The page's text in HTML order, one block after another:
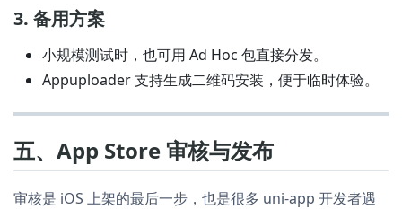
3. 备用方案
小规模测试时，也可用 Ad Hoc 包直接分发。
Appuploader 支持生成二维码安装，便于临时体验。
五、App Store 审核与发布
审核是 iOS 上架的最后一步，也是很多 uni-app 开发者遇